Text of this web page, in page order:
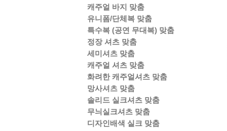
캐주얼 바지 맞춤
유니폼/단체복 맞춤
특수복 (공연 무대복) 맞춤
정장 셔츠 맞춤
세미셔츠 맞춤
캐주얼 셔츠 맞춤
화려한 캐주얼셔츠 맞춤
망사셔츠 맞춤
솔리드 실크셔츠 맞춤
무늬실크셔츠 맞춤
디자인배색 실크 맞춤